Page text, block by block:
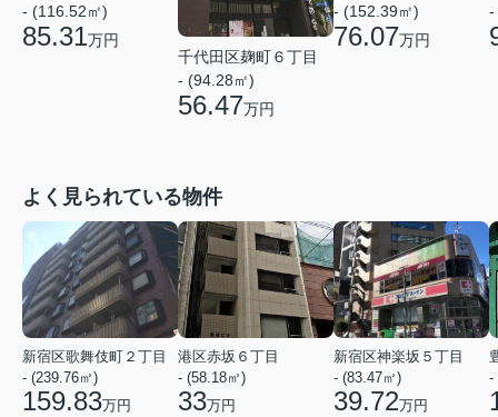
- (116.52㎡)
85.31万円
千代田区麹町６丁目
- (94.28㎡)
56.47万円
- (152.39㎡)
76.07万円
-
よく見られている物件
新宿区歌舞伎町２丁目
- (239.76㎡)
159.83万円
港区赤坂６丁目
- (58.18㎡)
33万円
新宿区神楽坂５丁目
- (83.47㎡)
39.72万円
-